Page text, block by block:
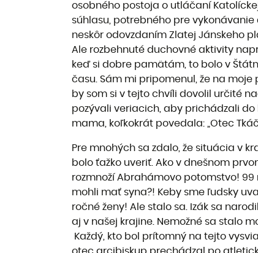
osobného postoja o utláčaní
súhlasu, potrebného pre
neskôr odovzdaním Zlatej Jánskeho
Ale rozbehnuté duchovné aktivity
keď si dobre pamätám, to bolo v
času. Sám mi pripomenul, že na
by som si v tejto chvíli dovolil určité
pozývali veriacich, aby prichádzali do
mama, koľkokrát povedala: „Otec
Pre mnohých sa zdalo, že situácia v
bolo ťažko uveriť. Ako v dnešnom
rozmnoží Abrahámovo potomstvo! 99
mohli mať syna?! Keby sme ľudsky
ročné ženy! Ale stalo sa. Izák sa
aj v našej krajine. Nemožné sa stalo
Každý, kto bol prítomný na tejto